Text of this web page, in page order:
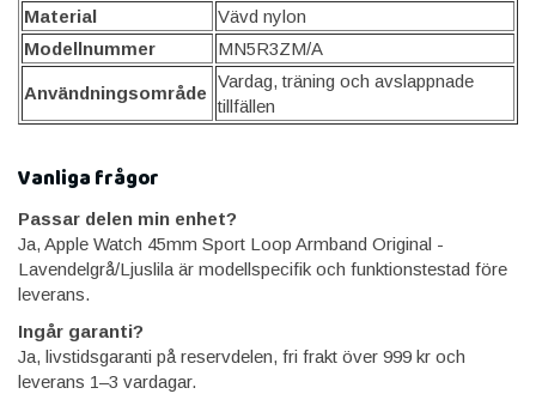
Material
Vävd nylon
Modellnummer
MN5R3ZM/A
Användningsområde
Vardag, träning och avslappnade
tillfällen
Vanliga frågor
Passar delen min enhet?
Ja, Apple Watch 45mm Sport Loop Armband Original -
Lavendelgrå/Ljuslila är modellspecifik och funktionstestad före
leverans.
Ingår garanti?
Ja, livstidsgaranti på reservdelen, fri frakt över 999 kr och
leverans 1–3 vardagar.